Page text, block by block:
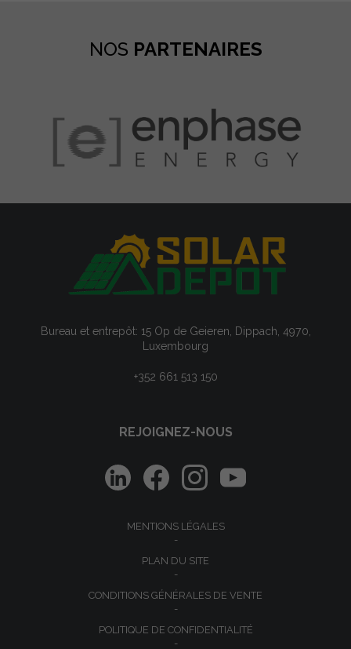
NOS PARTENAIRES
Bureau et entrepôt: 15 Op de Geieren, Dippach, 4970,
Luxembourg
+352 661 513 150
REJOIGNEZ-NOUS
MENTIONS LÉGALES
PLAN DU SITE
CONDITIONS GÉNÉRALES DE VENTE
POLITIQUE DE CONFIDENTIALITÉ